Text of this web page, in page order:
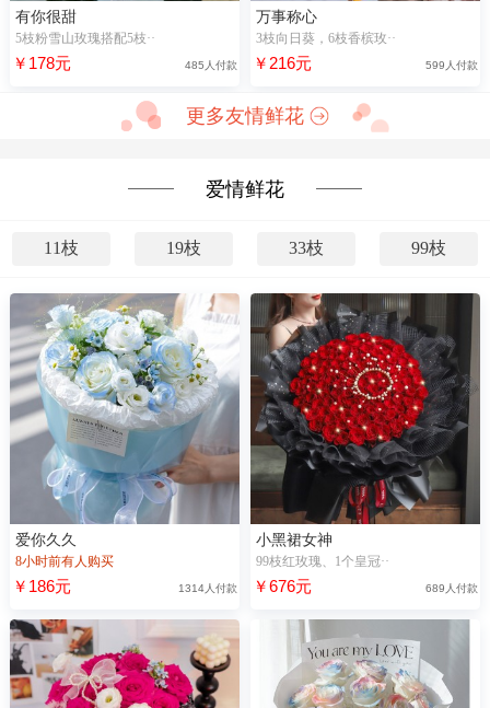
有你很甜
5枝粉雪山玫瑰搭配5枝··
￥178元 485人付款
万事称心
3枝向日葵，6枝香槟玫··
￥216元 599人付款
更多友情鲜花
爱情鲜花
11枝 19枝 33枝 99枝
爱你久久
8小时前有人购买
￥186元 1314人付款
小黑裙女神
99枝红玫瑰、1个皇冠··
￥676元 689人付款